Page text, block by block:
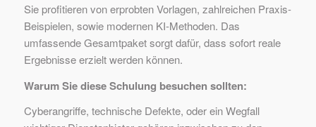
Sie profitieren von erprobten Vorlagen, zahlreichen Praxis-
Beispielen, sowie modernen KI-Methoden. Das
umfassende Gesamtpaket sorgt dafür, dass sofort reale
Ergebnisse erzielt werden können.
Warum Sie diese Schulung besuchen sollten:
Cyberangriffe, technische Defekte, oder ein Wegfall